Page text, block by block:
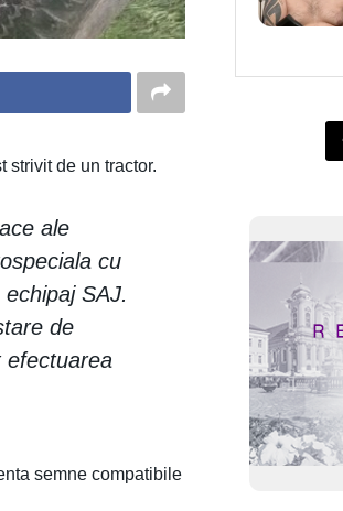
strivit de un tractor.
ale
cu
SAJ.
de
efectuarea
semne compatibile